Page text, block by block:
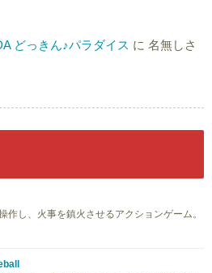
どっきん♪パラダイス に 名無しさ
作し、火事を鎮火させるアクションゲーム。